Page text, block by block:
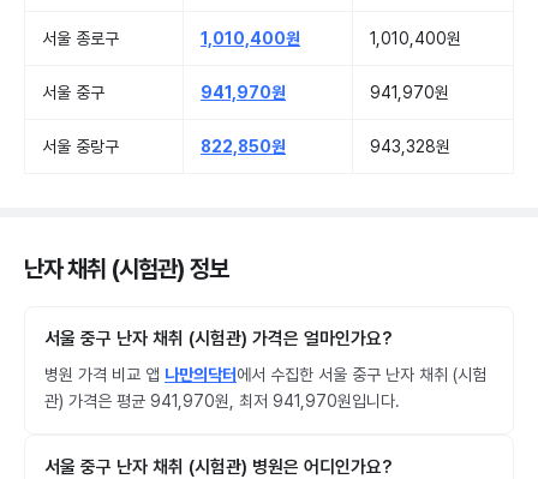
서울 종로구 1,010,400원 1,010,400원
서울 중구 941,970원 941,970원
서울 중랑구 822,850원 943,328원
난자 채취 (시험관) 정보
서울 중구 난자 채취 (시험관) 가격은 얼마인가요?
병원 가격 비교 앱 나만의닥터에서 수집한 서울 중구 난자 채취 (시험
관) 가격은 평균 941,970원, 최저 941,970원입니다.
서울 중구 난자 채취 (시험관) 병원은 어디인가요?